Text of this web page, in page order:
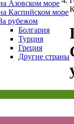
Азовском море
Каспийском море
рубежом
Болгария
Турция
Греция
Другие страны